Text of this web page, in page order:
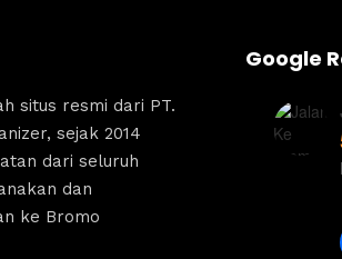
situs resmi dari PT.
sejak 2014
dari seluruh
dan
ke Bromo
Google